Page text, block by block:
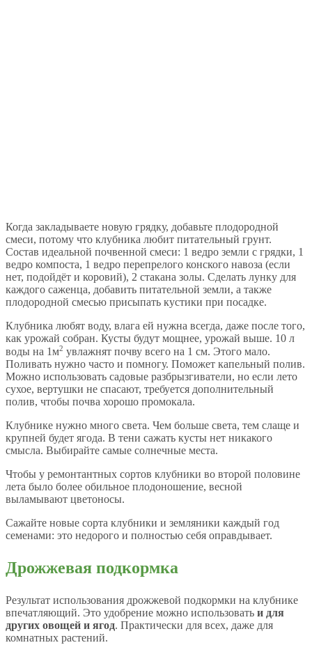
Когда закладываете новую грядку, добавьте плодородной
смеси, потому что клубника любит питательный грунт.
Состав идеальной почвенной смеси: 1 ведро земли с грядки, 1
ведро компоста, 1 ведро перепрелого конского навоза (если
нет, подойдёт и коровий), 2 стакана золы. Сделать лунку для
каждого саженца, добавить питательной земли, а также
плодородной смесью присыпать кустики при посадке.
Клубника любят воду, влага ей нужна всегда, даже после того,
как урожай собран. Кусты будут мощнее, урожай выше. 10 л
воды на 1м2 увлажнят почву всего на 1 см. Этого мало.
Поливать нужно часто и помногу. Поможет капельный полив.
Можно использовать садовые разбрызгиватели, но если лето
сухое, вертушки не спасают, требуется дополнительный
полив, чтобы почва хорошо промокала.
Клубнике нужно много света. Чем больше света, тем слаще и
крупней будет ягода. В тени сажать кусты нет никакого
смысла. Выбирайте самые солнечные места.
Чтобы у ремонтантных сортов клубники во второй половине
лета было более обильное плодоношение, весной
выламывают цветоносы.
Сажайте новые сорта клубники и земляники каждый год
семенами: это недорого и полностью себя оправдывает.
Дрожжевая подкормка
Результат использования дрожжевой подкормки на клубнике
впечатляющий. Это удобрение можно использовать и для
других овощей и ягод. Практически для всех, даже для
комнатных растений.